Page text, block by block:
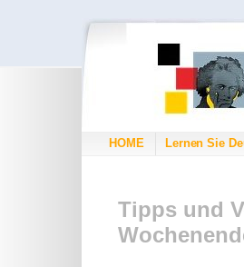
HOME Lernen Sie
Tipps und